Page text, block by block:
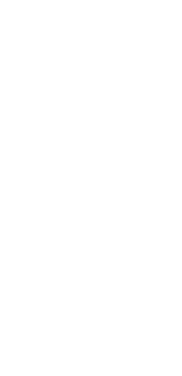
Black черные